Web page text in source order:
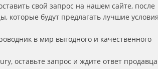
свой запрос на нашем сайте, после
которые будут предлагать лучшие условия
в мир выгодного и качественного
, оставьте запрос и ждите ответ